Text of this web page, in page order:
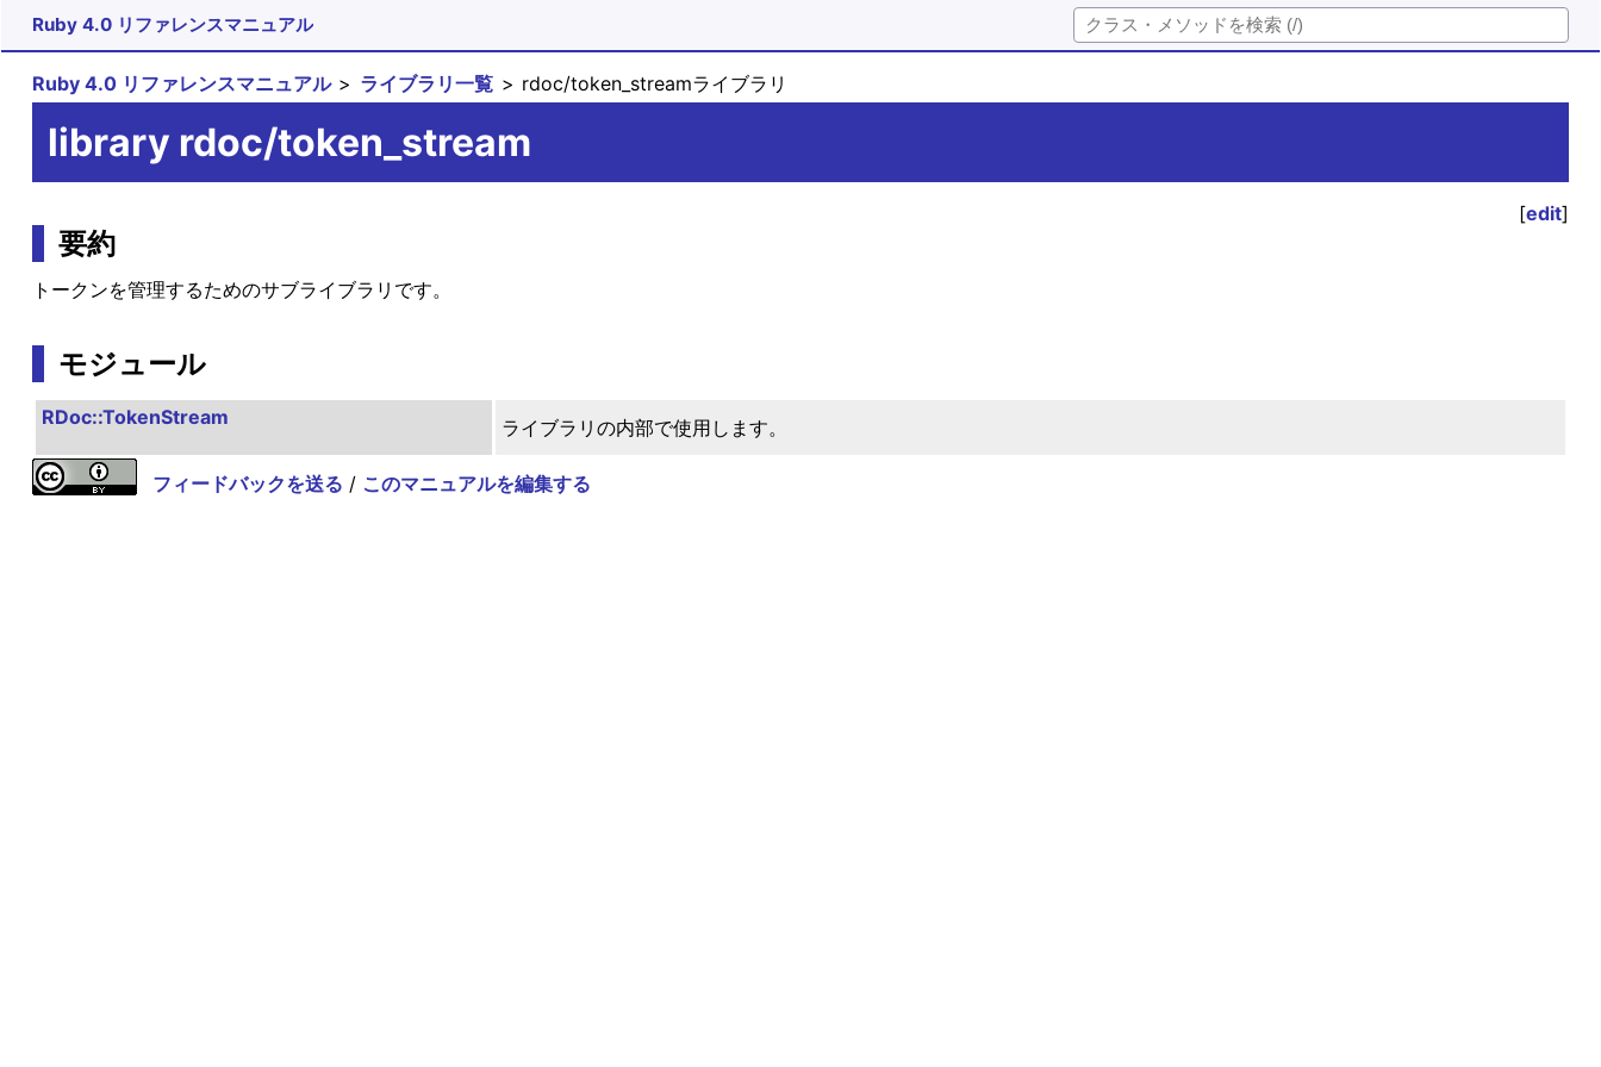
Ruby 4.0 リファレンスマニュアル
Ruby 4.0 リファレンスマニュアル ライブラリ一覧 rdoc/token_streamライブラリ
library rdoc/token_stream
[edit]
要約
トークンを管理するためのサブライブラリです。
モジュール
RDoc::TokenStream ライブラリの内部で使用します。
フィードバックを送る / このマニュアルを編集する